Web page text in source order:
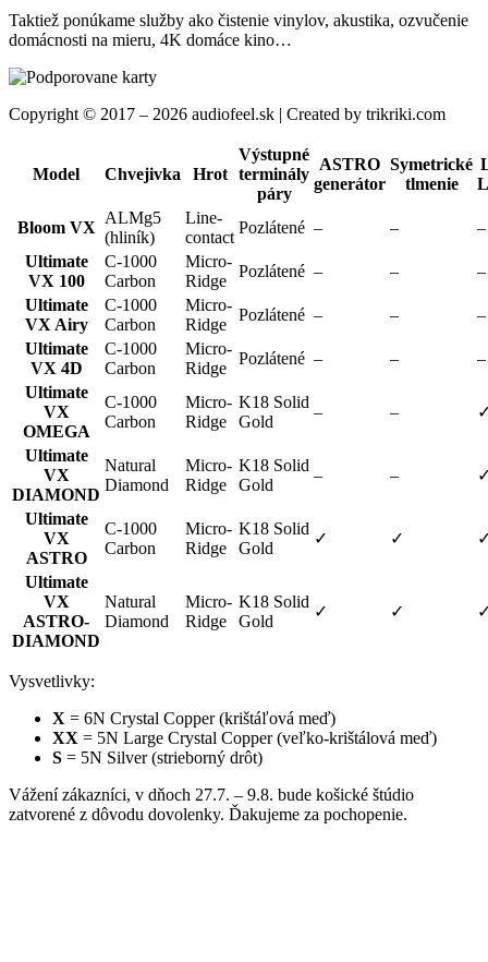
Taktiež ponúkame služby ako čistenie vinylov, akustika, ozvučenie
domácnosti na mieru, 4K domáce kino…
Copyright © 2017 – 2026 audiofeel.sk | Created by trikriki.com
Model Chvejivka Hrot
Výstupné
terminály
páry
ASTRO
generátor
Symetrické
tlmenie
Bloom VX
ALMg5
(hliník)
Line-
contact
Pozlátené – –
–
Ultimate
VX 100
C-1000
Carbon
Micro-
Ridge
Pozlátené – –
–
Ultimate
VX Airy
C-1000
Carbon
Micro-
Ridge
Pozlátené – –
–
Ultimate
VX 4D
C-1000
Carbon
Micro-
Ridge
Pozlátené – –
–
Ultimate
VX
OMEGA
C-1000
Carbon
Micro-
Ridge
K18 Solid
Gold
– –
Ultimate
VX
DIAMOND
Natural
Diamond
Micro-
Ridge
K18 Solid
Gold
– –
Ultimate
VX
ASTRO
C-1000
Carbon
Micro-
Ridge
K18 Solid
Gold
✓ ✓
Ultimate
VX
ASTRO-
DIAMOND
Natural
Diamond
Micro-
Ridge
K18 Solid
Gold
✓ ✓
Vysvetlivky:
X = 6N Crystal Copper (krištáľová meď)
XX = 5N Large Crystal Copper (veľko-krištálová meď)
S = 5N Silver (strieborný drôt)
Vážení zákazníci, v dňoch 27.7. – 9.8. bude košické štúdio
zatvorené z dôvodu dovolenky. Ďakujeme za pochopenie.